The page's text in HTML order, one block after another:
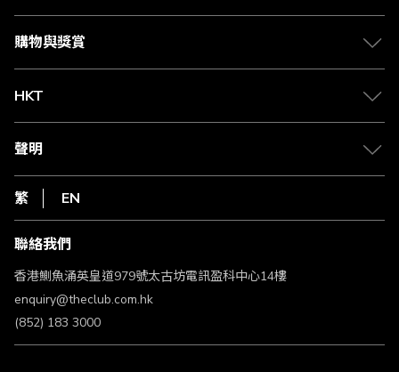
媒體中心
會籍及專屬禮遇
賺取積分
購物與獎賞
物流與配送
Club Shopping 商品領取站
常見問題
HKT
csl.
1010
HKT
聲明
私隱聲明
使用條款
條款及細則
不歧視及不騷擾聲明
認可牌照及通告
繁 EN
聯絡我們
香港鰂魚涌英皇道979號太古坊電訊盈科中心14樓
enquiry@theclub.com.hk
(852) 183 3000